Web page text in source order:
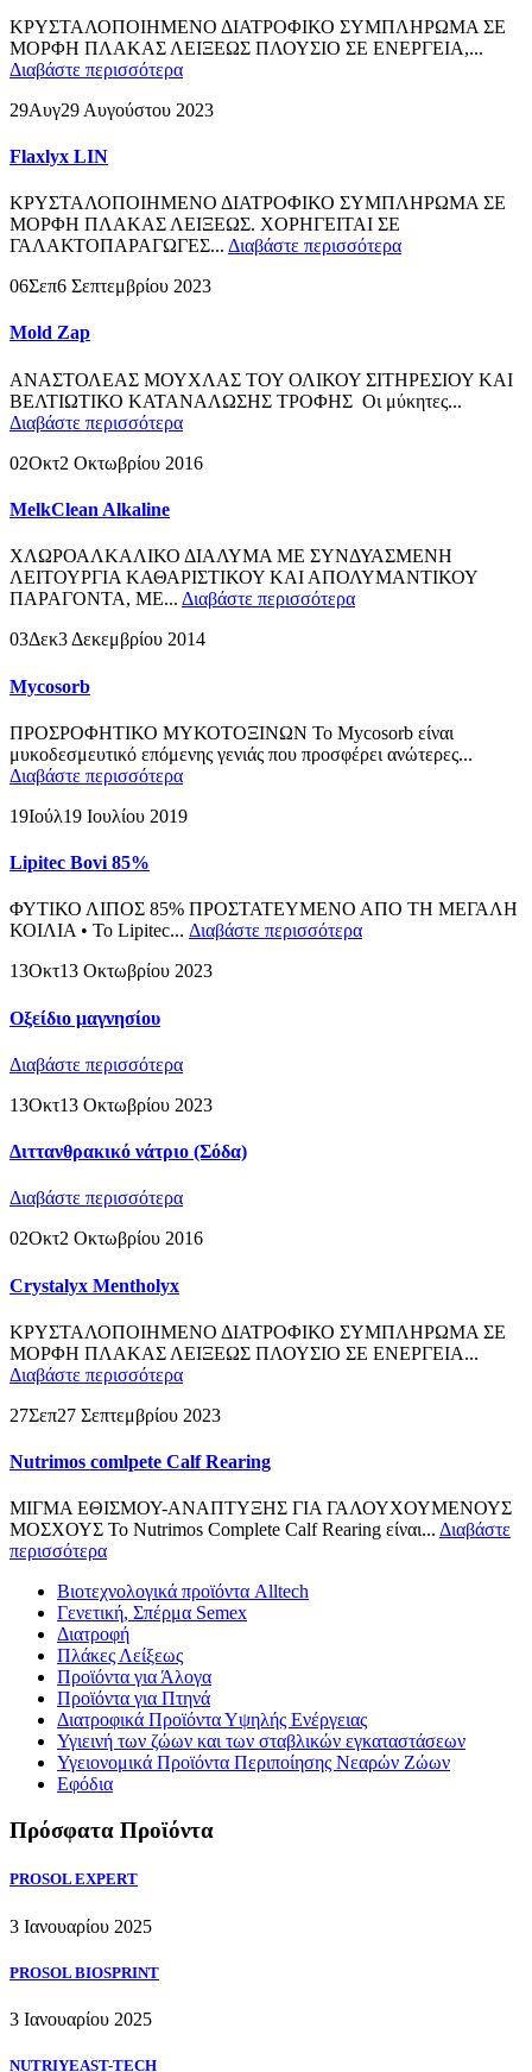
ΚΡΥΣΤΑΛΟΠΟΙΗΜΕΝΟ ΔΙΑΤΡΟΦΙΚΟ ΣΥΜΠΛΗΡΩΜΑ ΣΕ
ΜΟΡΦΗ ΠΛΑΚΑΣ ΛΕΙΞΕΩΣ ΠΛΟΥΣΙΟ ΣΕ ΕΝΕΡΓΕΙΑ,...
Διαβάστε περισσότερα
29Αυγ29 Αυγούστου 2023
Flaxlyx LIN
ΚΡΥΣΤΑΛΟΠΟΙΗΜΕΝΟ ΔΙΑΤΡΟΦΙΚΟ ΣΥΜΠΛΗΡΩΜΑ ΣΕ
ΜΟΡΦΗ ΠΛΑΚΑΣ ΛΕΙΞΕΩΣ. ΧΟΡΗΓΕΙΤΑΙ ΣΕ
ΓΑΛΑΚΤΟΠΑΡΑΓΩΓΕΣ... Διαβάστε περισσότερα
06Σεπ6 Σεπτεμβρίου 2023
Mold Zap
ΑΝΑΣΤΟΛΕΑΣ ΜΟΥΧΛΑΣ ΤΟΥ ΟΛΙΚΟΥ ΣΙΤΗΡΕΣΙΟΥ ΚΑΙ
ΒΕΛΤΙΩΤΙΚΟ ΚΑΤΑΝΑΛΩΣΗΣ ΤΡΟΦΗΣ Οι μύκητες...
Διαβάστε περισσότερα
02Οκτ2 Οκτωβρίου 2016
MelkClean Alkaline
ΧΛΩΡΟΑΛΚΑΛΙΚΟ ΔΙΑΛΥΜΑ ΜΕ ΣΥΝΔΥΑΣΜΕΝΗ
ΛΕΙΤΟΥΡΓΙΑ ΚΑΘΑΡΙΣΤΙΚΟΥ ΚΑΙ ΑΠΟΛΥΜΑΝΤΙΚΟΥ
ΠΑΡΑΓΟΝΤΑ, ΜΕ... Διαβάστε περισσότερα
03Δεκ3 Δεκεμβρίου 2014
Mycosorb
ΠΡΟΣΡΟΦΗΤΙΚΟ ΜΥΚΟΤΟΞΙΝΩΝ Το Mycosorb είναι
μυκοδεσμευτικό επόμενης γενιάς που προσφέρει ανώτερες...
Διαβάστε περισσότερα
19Ιούλ19 Ιουλίου 2019
Lipitec Bovi 85%
ΦΥΤΙΚΟ ΛΙΠΟΣ 85% ΠΡΟΣΤΑΤΕΥΜΕΝΟ ΑΠΟ ΤΗ ΜΕΓΑΛΗ
ΚΟΙΛΙΑ • Το Lipitec... Διαβάστε περισσότερα
13Οκτ13 Οκτωβρίου 2023
Οξείδιο μαγνησίου
Διαβάστε περισσότερα
13Οκτ13 Οκτωβρίου 2023
Διττανθρακικό νάτριο (Σόδα)
Διαβάστε περισσότερα
02Οκτ2 Οκτωβρίου 2016
Crystalyx Mentholyx
ΚΡΥΣΤΑΛΟΠΟΙΗΜΕΝΟ ΔΙΑΤΡΟΦΙΚΟ ΣΥΜΠΛΗΡΩΜΑ ΣΕ
ΜΟΡΦΗ ΠΛΑΚΑΣ ΛΕΙΞΕΩΣ ΠΛΟΥΣΙΟ ΣΕ ΕΝΕΡΓΕΙΑ...
Διαβάστε περισσότερα
27Σεπ27 Σεπτεμβρίου 2023
Nutrimos comlpete Calf Rearing
ΜΙΓΜΑ ΕΘΙΣΜΟΥ-ΑΝΑΠΤΥΞΗΣ ΓΙΑ ΓΑΛΟΥΧΟΥΜΕΝΟΥΣ
ΜΟΣΧΟΥΣ Το Nutrimos Complete Calf Rearing είναι... Διαβάστε
περισσότερα
Βιοτεχνολογικά προϊόντα Alltech
Γενετική, Σπέρμα Semex
Διατροφή
Πλάκες Λείξεως
Προϊόντα για Άλογα
Προϊόντα για Πτηνά
Διατροφικά Προϊόντα Υψηλής Ενέργειας
Υγιεινή των ζώων και των σταβλικών εγκαταστάσεων
Υγειονομικά Προϊόντα Περιποίησης Νεαρών Ζώων
Εφόδια
Πρόσφατα Προϊόντα
PROSOL EXPERT
3 Ιανουαρίου 2025
PROSOL BIOSPRINT
3 Ιανουαρίου 2025
NUTRIYEAST-TECH